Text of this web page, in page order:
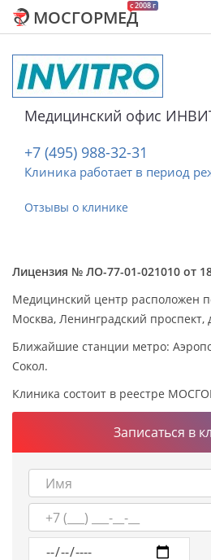
c 2008 г
МОСГОРМЕД
Медицинский офис
+7 (495) 988-32-31
Клиника работает в период
Отзывы о клинике
Лицензия № ЛО-77-01-021010 от
Медицинский центр расположен
Москва, Ленинградский проспект,
Ближайшие станции метро:
Сокол.
Клиника состоит в реестре
Записаться в